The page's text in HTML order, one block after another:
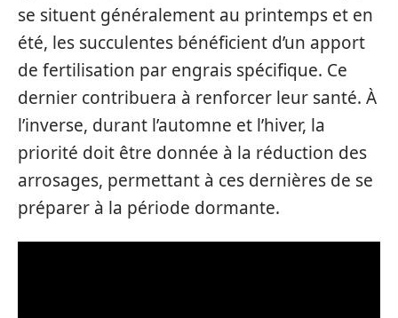
se situent généralement au printemps et en
été, les succulentes bénéficient d’un apport
de fertilisation par engrais spécifique. Ce
dernier contribuera à renforcer leur santé. À
l’inverse, durant l’automne et l’hiver, la
priorité doit être donnée à la réduction des
arrosages, permettant à ces dernières de se
préparer à la période dormante.